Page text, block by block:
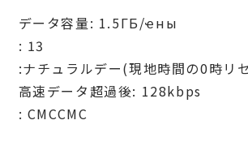
データ容量: 1.5ГБ/ҽны
: 13
:ナチュラルデー(現地時間の0時リ
高速データ超過後: 128kbps
: СМССМС